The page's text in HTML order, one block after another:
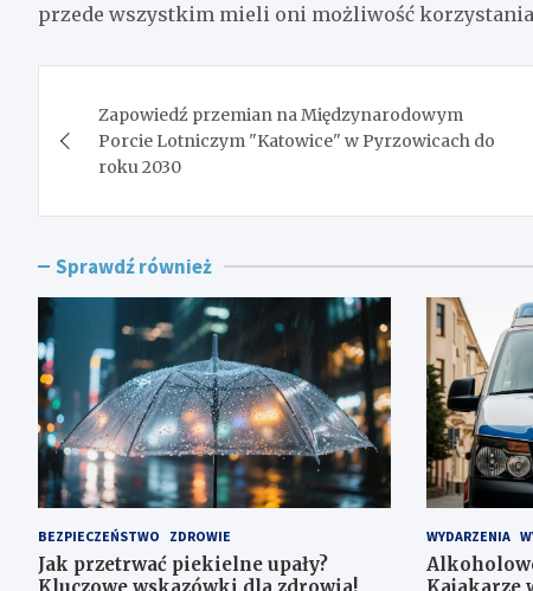
przede wszystkim mieli oni możliwość korzystania
wpisu
Zapowiedź przemian na Międzynarodowym
Porcie Lotniczym "Katowice" w Pyrzowicach do
roku 2030
Sprawdź również
BEZPIECZEŃSTWO ZDROWIE
Jak przetrwać piekielne upały?
WYDARZENIA